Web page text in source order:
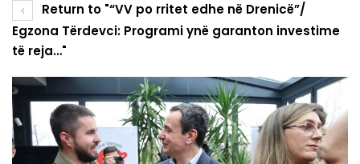
Return to "“VV po rritet edhe në Drenicë”/
Egzona Tërdevci: Programi ynë garanton investime
të reja…"